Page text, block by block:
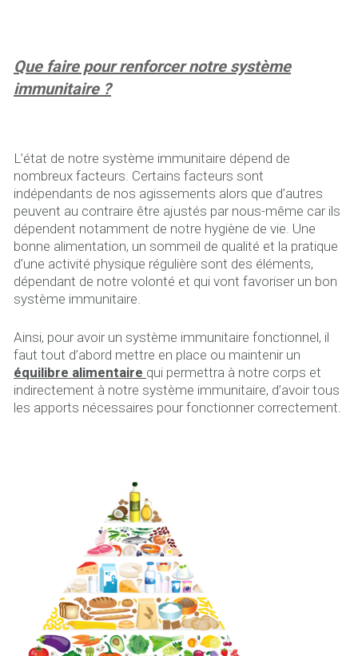
Que faire pour renforcer notre système
immunitaire ?
L’état de notre système immunitaire dépend de
nombreux facteurs. Certains facteurs sont
indépendants de nos agissements alors que d’autres
peuvent au contraire être ajustés par nous-même car ils
dépendent notamment de notre hygiène de vie. Une
bonne alimentation, un sommeil de qualité et la pratique
d’une activité physique régulière sont des éléments,
dépendant de notre volonté et qui vont favoriser un bon
système immunitaire.
Ainsi, pour avoir un système immunitaire fonctionnel, il
faut tout d’abord mettre en place ou maintenir un
équilibre alimentaire qui permettra à notre corps et
indirectement à notre système immunitaire, d’avoir tous
les apports nécessaires pour fonctionner correctement.